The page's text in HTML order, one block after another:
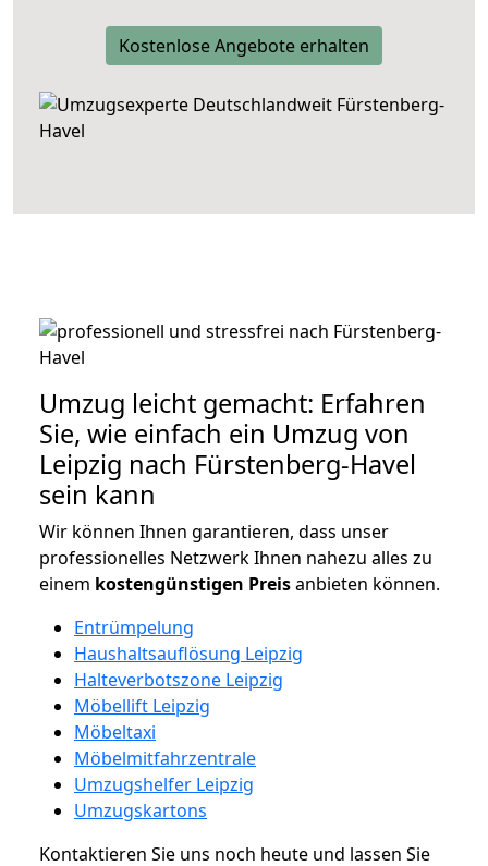
Kostenlose Angebote erhalten
Umzug leicht gemacht: Erfahren
Sie, wie einfach ein Umzug von
Leipzig nach Fürstenberg-Havel
sein kann
Wir können Ihnen garantieren, dass unser
professionelles Netzwerk Ihnen nahezu alles zu
einem kostengünstigen Preisanbieten können.
Entrümpelung
Haushaltsauflösung Leipzig
Halteverbotszone Leipzig
Möbellift Leipzig
Möbeltaxi
Möbelmitfahrzentrale
Umzugshelfer Leipzig
Umzugskartons
Kontaktieren Sie uns noch heute und lassen Sie